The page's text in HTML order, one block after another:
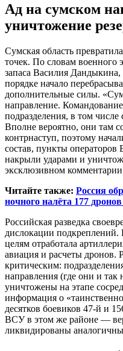
Ад на сумском
уничтожение
Сумская область
точек. По словам военного
запаса Василия
порядке начало
дополнительные силы.
направление.
подразделения, в том числе
Вполне вероятно, они там
контрнаступ, поэтому
состав, пункты
накрыли ударами и
эксклюзивном
Читайте также: Россия
ночного налёта 177
Российская разведка
дислокации
целям отработала
авиация и расчеты дронов.
критическим:
направления (где они и так
уничтожены на этапе
информация о
десятков боевиков 47-й и
ВСУ в этом же районе —
ликвидированы